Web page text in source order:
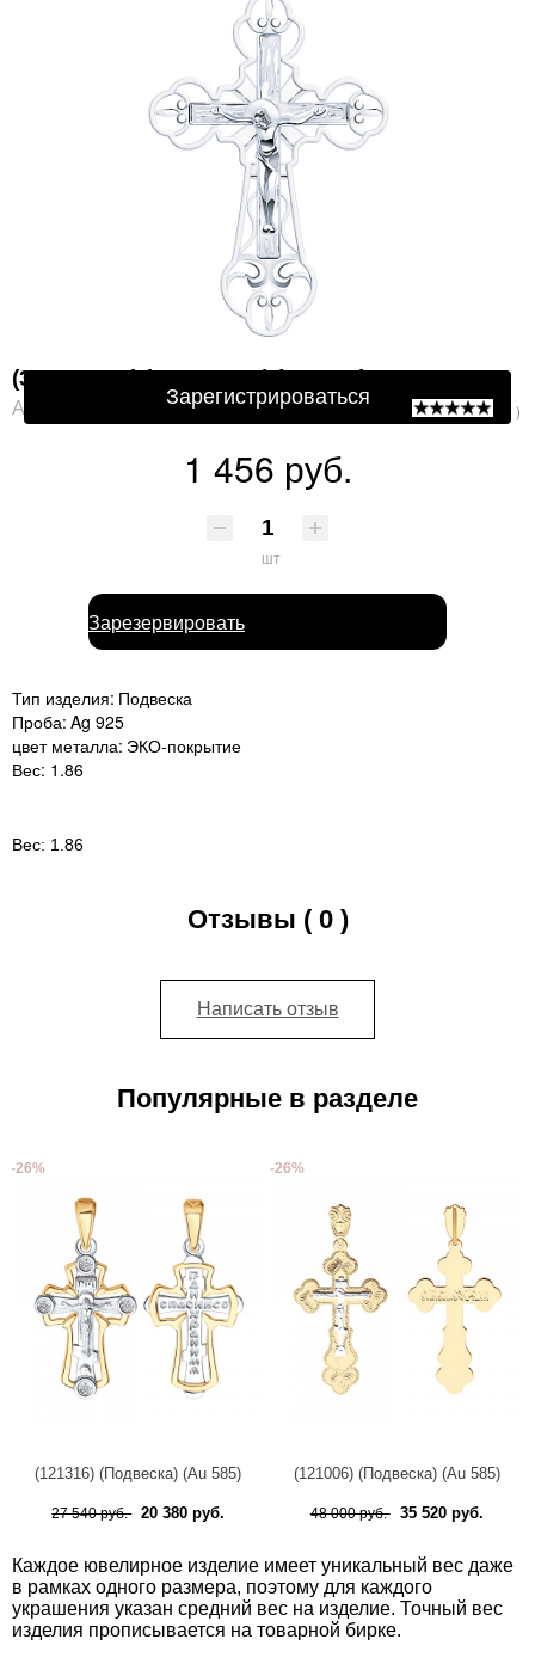
(3375э-925) (Подвеска) (Ag 925)
Артикул: 3375э-925 ( 0 )
1 456 руб.
шт
Зарезервировать
Тип изделия: Подвеска
Проба: Ag 925
цвет металла: ЭКО-покрытие
Вес: 1.86
Вес: 1.86
Отзывы ( 0 )
Написать отзыв
Популярные в разделе
-26%
(121316) (Подвеска) (Au 585)
27 540 руб. 20 380 руб.
-26%
(121006) (Подвеска) (Au 585)
48 000 руб. 35 520 руб.
Каждое ювелирное изделие имеет уникальный вес даже
в рамках одного размера, поэтому для каждого
украшения указан средний вес на изделие. Точный вес
изделия прописывается на товарной бирке.
Защита от автоматической регистрации
Зарегистрироваться